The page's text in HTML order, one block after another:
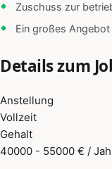
Zuschuss zur
Ein großes
Details zum
Anstellung
Vollzeit
Gehalt
40000 - 55000 € /